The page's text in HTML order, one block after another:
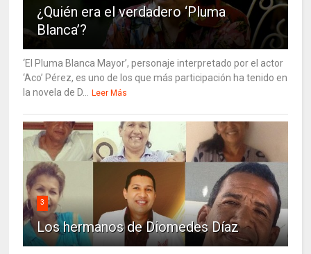
¿Quién era el verdadero ‘Pluma
Blanca’?
‘El Pluma Blanca Mayor’, personaje interpretado por el actor
‘Aco’ Pérez, es uno de los que más participación ha tenido en
la novela de D... Leer Más
3
Los hermanos de Diomedes Díaz